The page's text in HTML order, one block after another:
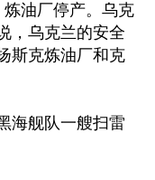
油厂停产。乌克
，乌克兰的安全
斯克炼油厂和克
海舰队一艘扫雷